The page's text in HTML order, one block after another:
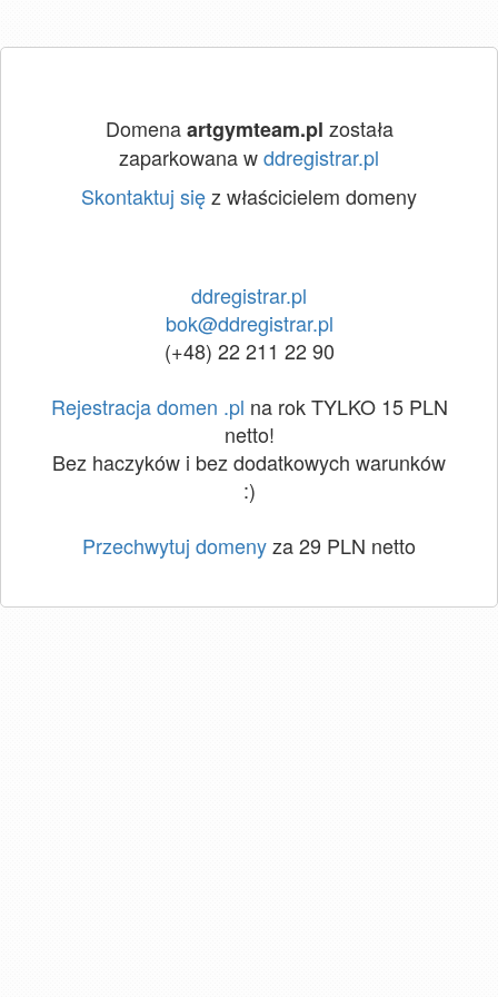
Domenaartgymteam.pl została
zaparkowana wddregistrar.pl
Skontaktuj sięz właścicielem domeny
ddregistrar.pl
bok@ddregistrar.pl
(+48) 22 211 22 90
Rejestracja domen .pl na rok TYLKO 15 PLN
netto!
Bez haczyków i bez dodatkowych warunków
:)
Przechwytuj domenyza 29 PLN netto